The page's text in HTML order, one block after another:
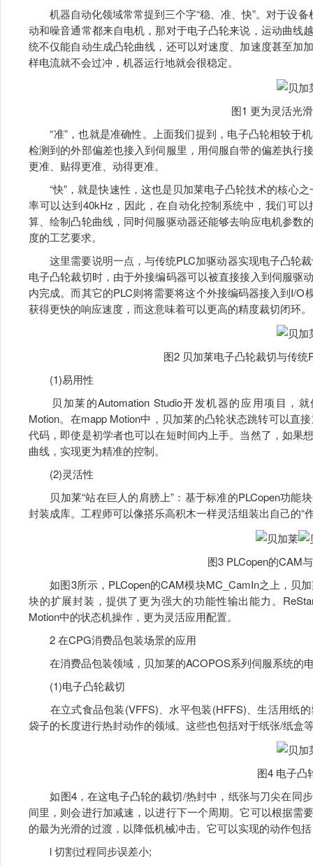
机器自动化领域常常提到三个字“稳、准、快”。对于设备
动和噪音通常都来自电机，那对于电子凸轮来说，运动曲线
统不仅能自动生成凸轮曲线，还可以对速度、加速度甚至加
样电流就不会过冲，机器运行地就会很稳定。
图1 更为灵活光
“准”，也就是准确性。上面我们提到，电子凸轮相较于
检测到的外部偏差也接入到伺服里，用伺服自带的偏差执行
更准、贴得更准、动得更准。
“快”，就是快速性，这也是贝加莱电子凸轮技术的核心
率可以达到40kHz，因此，在自动化控制系统中，我们可
算、绘制凸轮曲线，同时伺服驱动器还能够去响应电机参数
度的工艺要求。
这里需要说明一点，与传统PLC加驱动器实现电子凸轮
电子凸轮裁切时，由于外接编码器可以被直接接入到伺服驱
内完成。而其它的PLC则将需要将这个外接编码器接入到I/
获得更快的响应速度，而这意味着可以更高的精度裁切闭环。
图2 贝加莱电子凸轮裁切与传
(1)易用性
贝加莱的Automation Studio开发机器的应用项目，
Motion。在mapp Motion中，贝加莱的凸轮状态跳转可以直
代码，即使是初学者也可以在短时间内上手。当然了，如果
曲线，实现更为精准的控制。
(2)灵活性
贝加莱“站在巨人的肩膀上”：基于标准的PLCopen功能
封装成库。工程师可以像搭乐高积木一样灵活组装出自己的“
图3 PLCopen的CAM
如图3所示，PLCopen的CAM模块MC_CamIn之上，贝
块的扩展封装，提供了更为强大的功能性输出能力。
Motion中的状态机操作，更为灵活应用配置。
2 在CPG消费品包装场景的应用
在消费品包装领域，贝加莱的ACOPOS系列伺服系统的
(1)电子凸轮裁切
在立式食品包装(VFFS)、水平包装(HFFS)、生活用纸
袋子的长度进行热封动作的领域。这些也包括对于纸张/纸盒
图4 电子凸
如图4，在这电子凸轮的裁切/热封中，纸张与刀尖在同
间里，则会进行加减速，以进行下一个周期。它可以根据需
的最为光滑的过渡，以降低机械冲击。它可以实现的动作包
l 切割过程同步误差小;